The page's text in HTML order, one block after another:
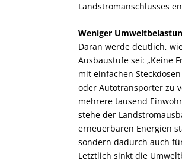
Landstromanschlusses
Weniger
Daran werde deutlich,
Ausbaustufe sei: „Keine
mit einfachen
oder Autotransporter zu
mehrere tausend
stehe der
erneuerbaren Energien
sondern dadurch auch
Letztlich sinkt die